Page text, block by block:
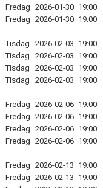
Fredag 2026-01-30 19:00
Fredag 2026-01-30 19:00
Tisdag 2026-02-03 19:00
Tisdag
2026-02-03 19:00
Tisdag
2026-02-03 19:00
Tisdag
2026-02-03 19:00
Fredag 2026-02-06 19:00
Fredag 2026-02-06 19:00
Fredag 2026-02-06 19:00
Fredag 2026-02-06 19:00
Fredag 2026-02-13 19:00
Fredag 2026-02-13 19:00